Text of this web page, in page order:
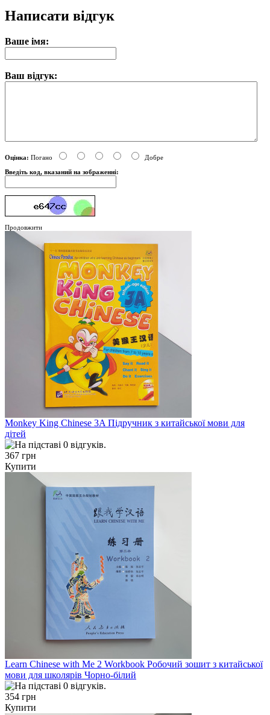
Написати відгук
Ваше імя:
Ваш відгук:
Оцінка: Погано
Добре
Введіть код, вказаний на зображенні:
Продовжити
Monkey King Chinese 3A Підручник з китайської мови для
дітей
367 грн
Купити
Learn Chinese with Me 2 Workbook Робочий зошит з китайської
мови для школярів Чорно-білий
354 грн
Купити